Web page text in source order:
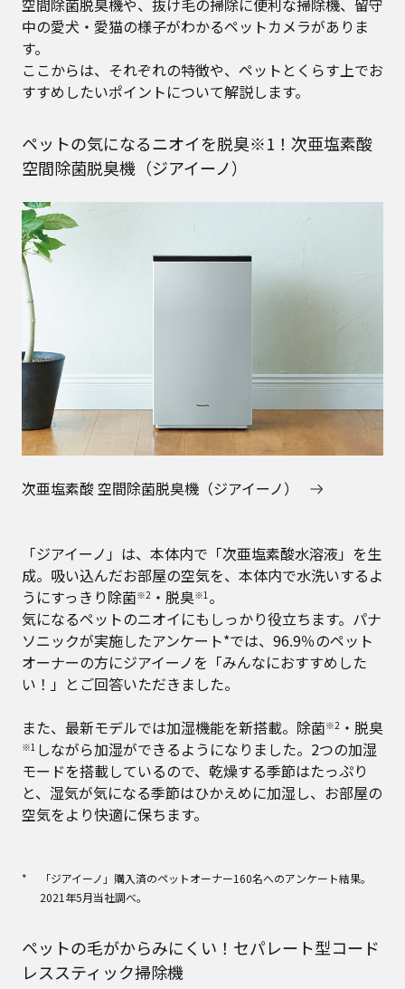
空間除菌脱臭機や、抜け毛の掃除に便利な掃除機、留守
中の愛犬・愛猫の様子がわかるペットカメラがありま
す。
ここからは、それぞれの特徴や、ペットとくらす上でお
すすめしたいポイントについて解説します。
ペットの気になるニオイを脱臭※1！次亜塩素酸
空間除菌脱臭機（ジアイーノ）
次亜塩素酸 空間除菌脱臭機（ジアイーノ）
「ジアイーノ」は、本体内で「次亜塩素酸水溶液」を生
成。吸い込んだお部屋の空気を、本体内で水洗いするよ
うにすっきり除菌※2 ・脱臭※1。
気になるペットのニオイにもしっかり役立ちます。パナ
ソニックが実施したアンケート*では、96.9％のペット
オーナーの方にジアイーノを「みんなにおすすめした
い！」とご回答いただきました。
また、最新モデルでは加湿機能を新搭載。除菌※2 ・脱臭
※1 しながら加湿ができるようになりました。2つの加湿
モードを搭載しているので、乾燥する季節はたっぷり
と、湿気が気になる季節はひかえめに加湿し、お部屋の
空気をより快適に保ちます。
「ジアイーノ」購入済のペットオーナー160名へのアンケート結果。
2021年5月当社調べ。
ペットの毛がからみにくい！セパレート型コード
レススティック掃除機